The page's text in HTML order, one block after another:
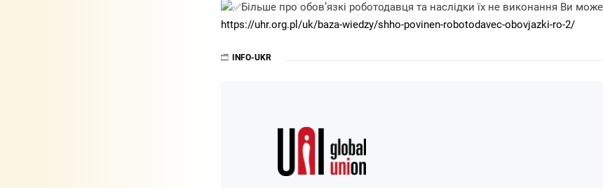
Більше про обов’язкі роботодавця та наслідки їх не виконання Ви
https://uhr.org.pl/uk/baza-wiedzy/shho-povinen-robotodavec-obovjazki-ro-2/
INFO-UKR